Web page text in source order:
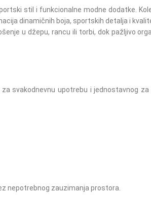
stil i funkcionalne modne dodatke.
dinamičnih boja, sportskih detalja i
u džepu, rancu ili torbi, dok pažljivo
svakodnevnu upotrebu i jednostavnog
nepotrebnog zauzimanja prostora.